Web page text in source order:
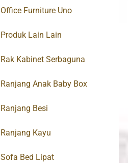
Office Furniture Uno
Produk Lain Lain
Rak Kabinet Serbaguna
Ranjang Anak Baby Box
Ranjang Besi
Ranjang Kayu
Sofa Bed Lipat